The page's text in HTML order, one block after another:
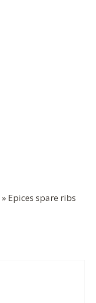
» Epices spare ribs